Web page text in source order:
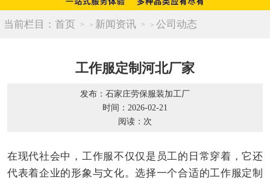
当前栏目： 首页 > 新闻资讯 > 公司动态
工作服定制河北厂家
发布：石家庄劳保服装加工厂
时间：2026-02-21
阅读： 次
在现代社会中，工作服不仅仅是员工的日常穿着，它还
代表着企业的形象与文化。选择一个合适的工作服定制